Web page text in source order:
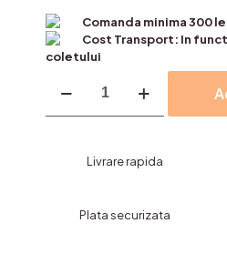
Comanda minima 300
Cost Transport: In
coletului
Gel
de
fosforescent
Livrare rapida
Plata securizata